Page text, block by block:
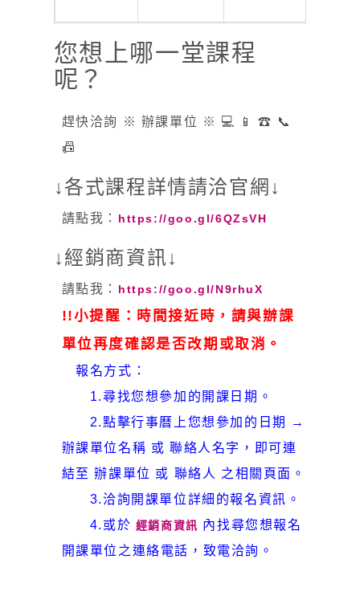
您想上哪一堂課程
呢？
趕快洽詢 ※ 辦課單位 ※ 💻 📱 ☎ 📞
📠
↓各式課程詳情請洽官網↓
請點我： https://goo.gl/6QZsVH
↓經銷商資訊↓
請點我： https://goo.gl/N9rhuX
!!小提醒：時間接近時，請與辦課
單位再度確認是否改期或取消。
報名方式：
1.尋找您想參加的開課日期。
2.點擊行事曆上您想參加的日期 →
辦課單位名稱 或 聯絡人名字，即可連
結至 辦課單位 或 聯絡人 之相關頁面。
3.洽詢開課單位詳細的報名資訊。
4.或於 經銷商資訊 內找尋您想報名
開課單位之連絡電話，致電洽詢。